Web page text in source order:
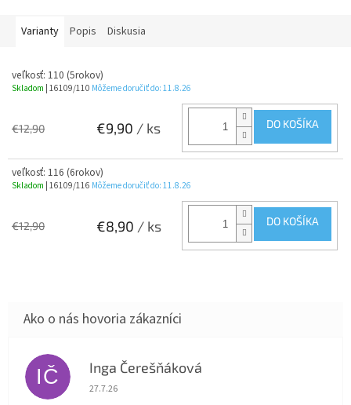
Varianty Popis Diskusia
veľkosť: 110 (5rokov)
Skladom | 16109/110 Môžeme doručiť do: 11.8.26
€12,90 €9,90 / ks DO KOŠÍKA
veľkosť: 116 (6rokov)
Skladom | 16109/116 Môžeme doručiť do: 11.8.26
€12,90 €8,90 / ks DO KOŠÍKA
IČ Inga Čerešňáková
Hodnotenie obchodu je 5 z 5 hviezdičiek.
27.7.26